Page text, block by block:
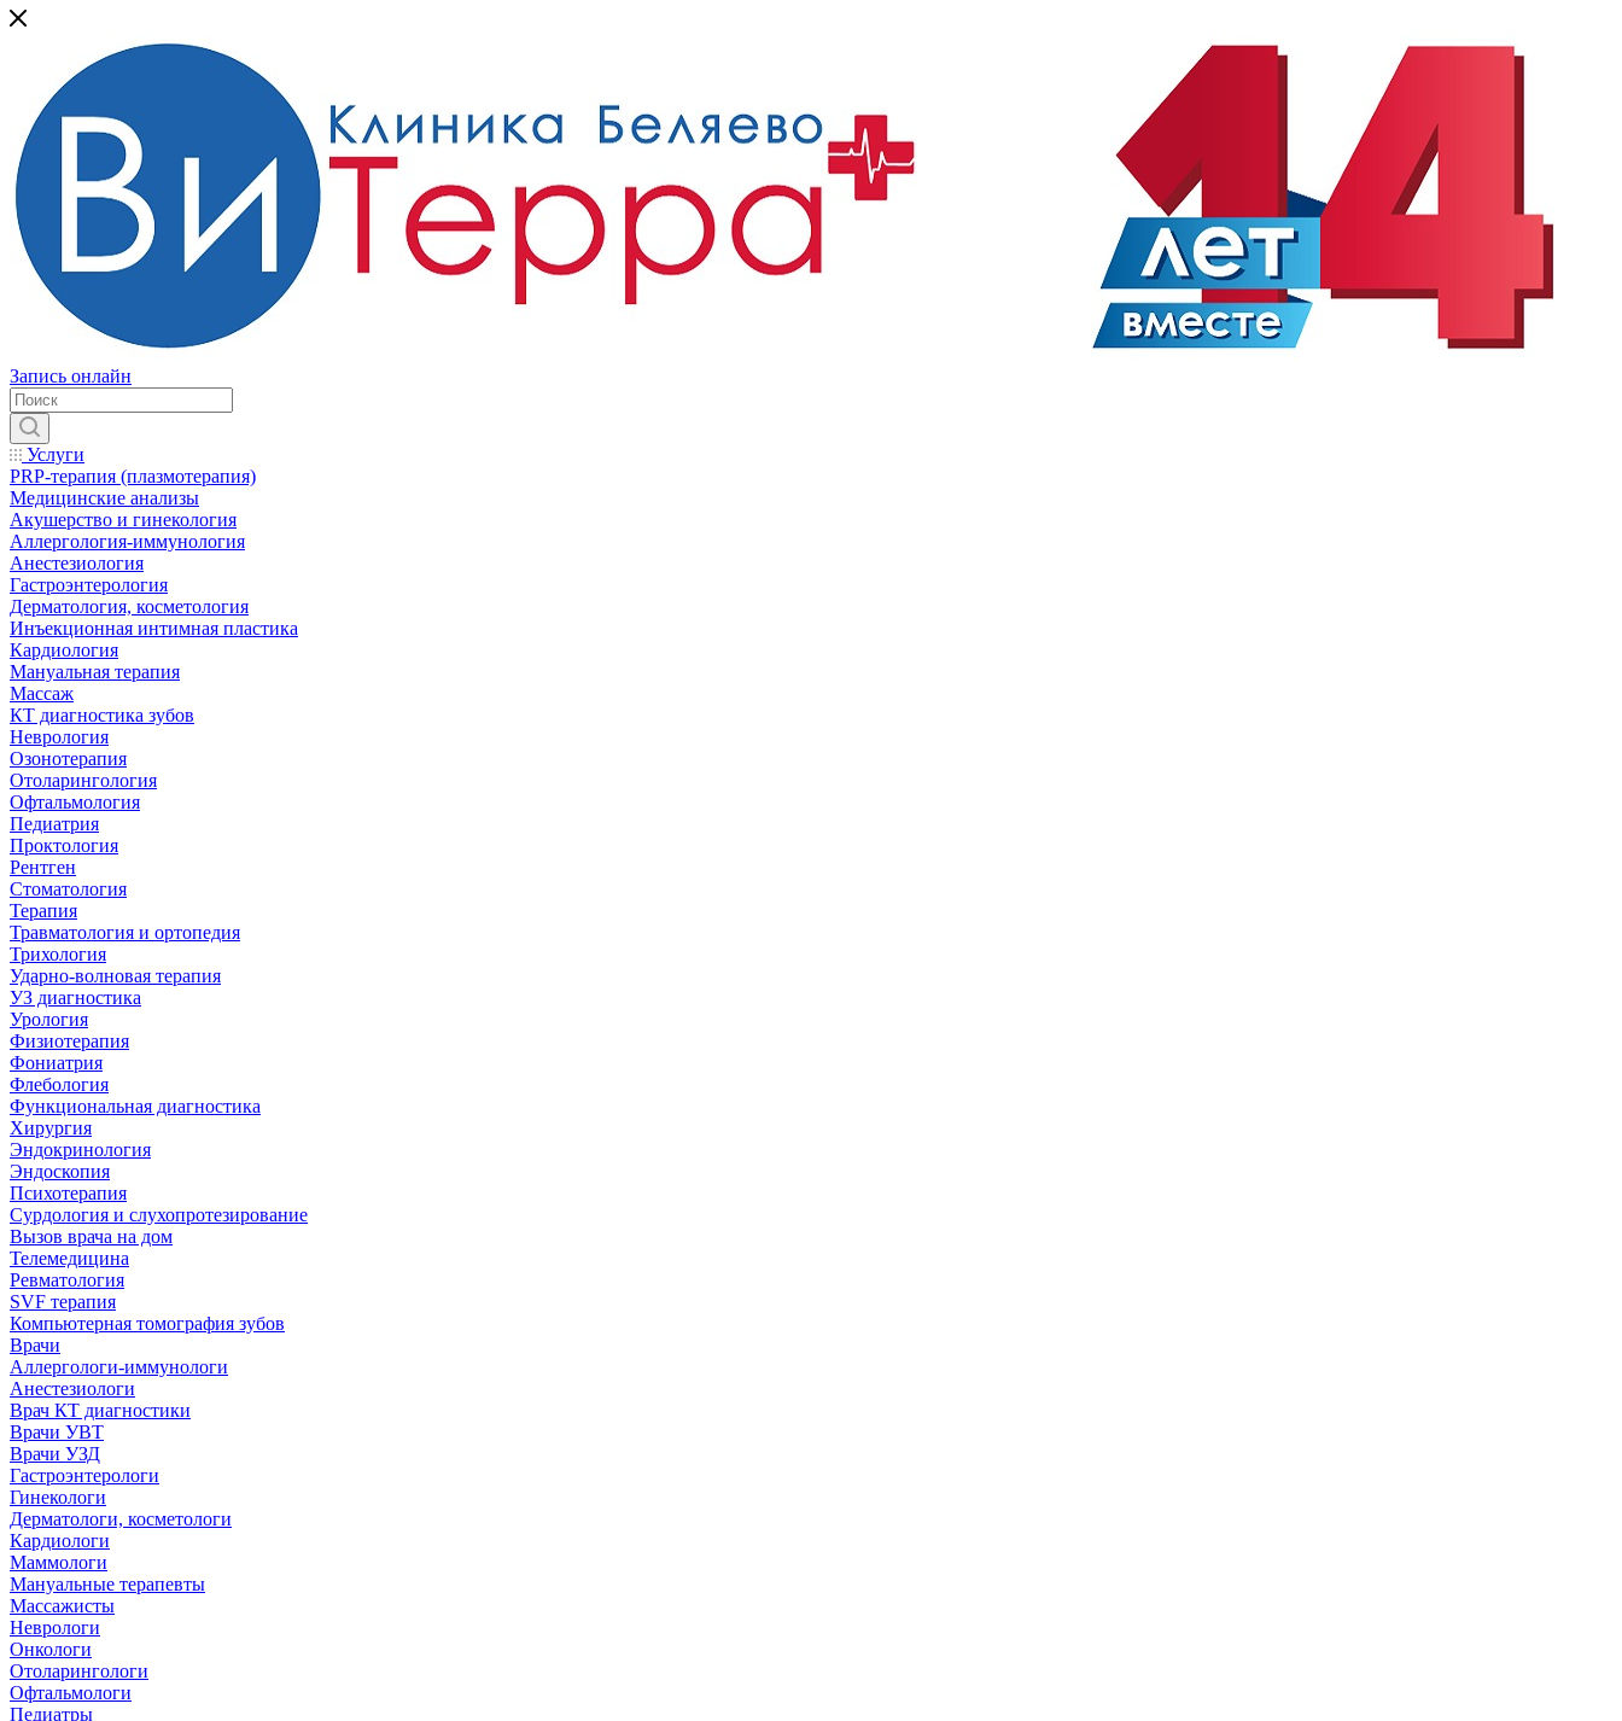
Запись онлайн
Услуги
PRP-терапия (плазмотерапия)
Медицинские анализы
Акушерство и гинекология
Аллергология-иммунология
Анестезиология
Гастроэнтерология
Дерматология, косметология
Инъекционная интимная пластика
Кардиология
Мануальная терапия
Массаж
КТ диагностика зубов
Неврология
Озонотерапия
Отоларингология
Офтальмология
Педиатрия
Проктология
Рентген
Стоматология
Терапия
Травматология и ортопедия
Трихология
Ударно-волновая терапия
УЗ диагностика
Урология
Физиотерапия
Фониатрия
Флебология
Функциональная диагностика
Хирургия
Эндокринология
Эндоскопия
Психотерапия
Сурдология и слухопротезирование
Вызов врача на дом
Телемедицина
Ревматология
SVF терапия
Компьютерная томография зубов
Врачи
Аллергологи-иммунологи
Анестезиологи
Врач КТ диагностики
Врачи УВТ
Врачи УЗД
Гастроэнтерологи
Гинекологи
Дерматологи, косметологи
Кардиологи
Маммологи
Мануальные терапевты
Массажисты
Неврологи
Онкологи
Отоларингологи
Офтальмологи
Педиатры